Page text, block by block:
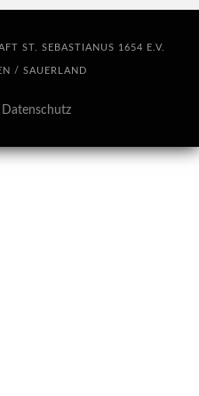
Datenschutz
ST. SEBASTIANUS 1654 E.V.
/ SAUERLAND